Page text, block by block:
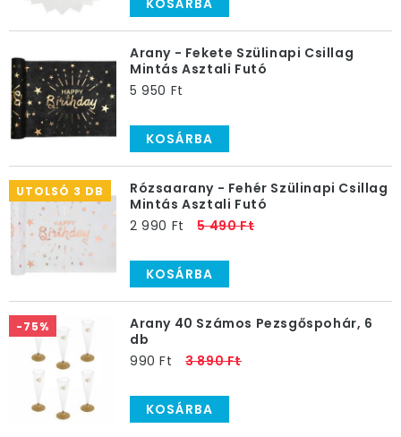
KOSÁRBA
Arany - Fekete Szülinapi Csillag
Mintás Asztali Futó
5 950 Ft
KOSÁRBA
UTOLSÓ 3 DB
Rózsaarany - Fehér Szülinapi Csillag
Mintás Asztali Futó
2 990 Ft
5 490 Ft
KOSÁRBA
-75%
Arany 40 Számos Pezsgőspohár, 6
db
990 Ft
3 890 Ft
KOSÁRBA